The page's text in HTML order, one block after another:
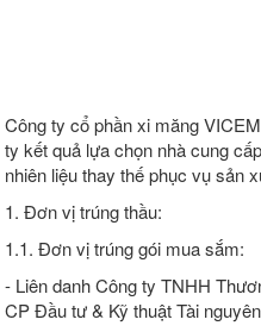
Công ty cổ phần xi măng
ty kết quả lựa chọn nhà cung
nhiên liệu thay thế phục vụ sản
1. Đơn vị trúng thầu:
1.1. Đơn vị trúng gói mua sắm:
- Liên danh Công ty TNHH
CP Đầu tư & Kỹ thuật Tài